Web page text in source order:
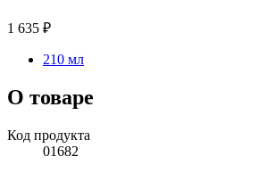
1 635 ₽
210 мл
О товаре
Код продукта
01682